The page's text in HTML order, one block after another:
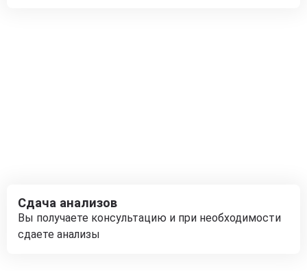
Сдача анализов
Вы получаете консультацию и при необходимости
сдаете анализы